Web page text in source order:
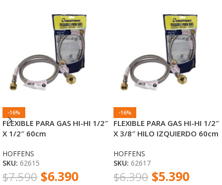
-16%
FLEXIBLE PARA GAS HI-HI 1/2″
X 1/2″ 60cm
HOFFENS
SKU: 62615
$7.590 $6.390
-16%
FLEXIBLE PARA GAS HI-HI 1/2″
X 3/8″ HILO IZQUIERDO 60cm
HOFFENS
SKU: 62617
$6.390 $5.390